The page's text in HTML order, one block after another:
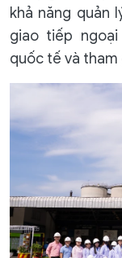
khả năng quản
giao tiếp
quốc tế và tham